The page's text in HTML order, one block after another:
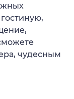
чудесным